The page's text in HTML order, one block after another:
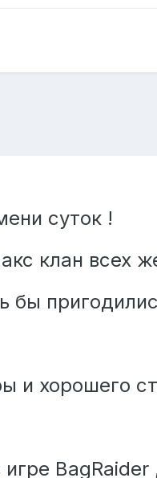
суток !
клан всех
и хорошего